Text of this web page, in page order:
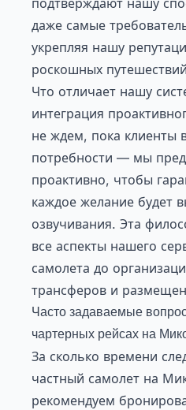
подтверждают нашу
даже самые
укрепляя нашу
роскошных
Что отличает нашу
интеграция
не ждем, пока клиенты
потребности — мы
проактивно, чтобы
каждое желание будет
озвучивания. Эта
все аспекты нашего
самолета до
трансферов и
Часто задаваемые
чартерных рейсах на
За сколько времени
частный самолет на
рекомендуем